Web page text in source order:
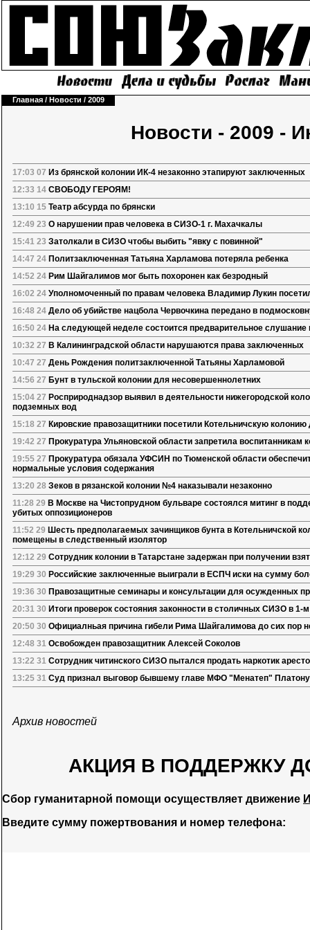
Главная / Новости / 2009
Новости - 2009 -
17:03 07 Из брянской колонии ИК-4 незаконно этапируют заключенных
12:33 14 СВОБОДУ ГЕРОЯМ!
13:10 15 Театр абсурда по брянски
12:49 23 О нарушении прав человека в СИЗО-1 г. Махачкалы
15:41 23 Затолкали в СИЗО чтобы выбить "явку с повинной"
14:47 24 Политзаключенная Татьяна Харламова потеряла ребенка
14:52 24 Рим Шайгалимов мог быть похоронен как безродный
16:02 24 Уполномоченный по правам человека Владимир Лукин
16:48 24 Дело об убийстве нацбола Червочкина передано в
16:50 24 На следующей неделе состоится предварительное
10:32 27 В Калининградской области нарушаются права заключенных
10:47 27 День Рождения политзаключенной Татьяны Харламовой
14:56 27 Бунт в тульской колонии для несовершеннолетних
15:04 27 Росприроднадзор выявил в деятельности нижегородской
подземных вод
15:18 27 Кировские правозащитники посетили Котельничскую
19:42 27 Прокуратура Ульяновской области запретила
19:55 27 Прокуратура обязала УФСИН по Тюменской области
нормальные условия содержания
13:20 28 Зеков в рязанской колонии №4 наказывали незаконно
11:28 29 В Москве на Чистопрудном бульваре состоялся митинг в
убитых оппозиционеров
11:52 29 Шесть предполагаемых зачинщиков бунта в Котельничской
помещены в следственный изолятор
12:12 29 Сотрудник колонии в Татарстане задержан при получении
19:29 30 Российские заключенные выиграли в ЕСПЧ иски на сумму
19:36 30 Правозащитные семинары и консультации для осужденных
20:31 30 Итоги проверок состояния законности в столичных СИЗО в 1-м
20:50 30 Официалньая причина гибели Рима Шайгалимова до сих пор
12:48 31 Освобожден правозащитник Алексей Соколов
13:22 31 Сотрудник читинского СИЗО пытался продать наркотик
13:25 31 Суд признал выговор бывшему главе МФО "Менатеп"
Архив новостей
АКЦИЯ В ПОДДЕРЖКУ
Сбор гуманитарной помощи осуществляет движение
Введите сумму пожертвования и номер телефона: